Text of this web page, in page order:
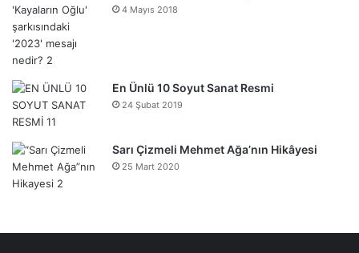
4 Mayıs 2018
En Ünlü 10 Soyut Sanat Resmi
24 Şubat 2019
Sarı Çizmeli Mehmet Ağa’nın Hikâyesi
25 Mart 2020